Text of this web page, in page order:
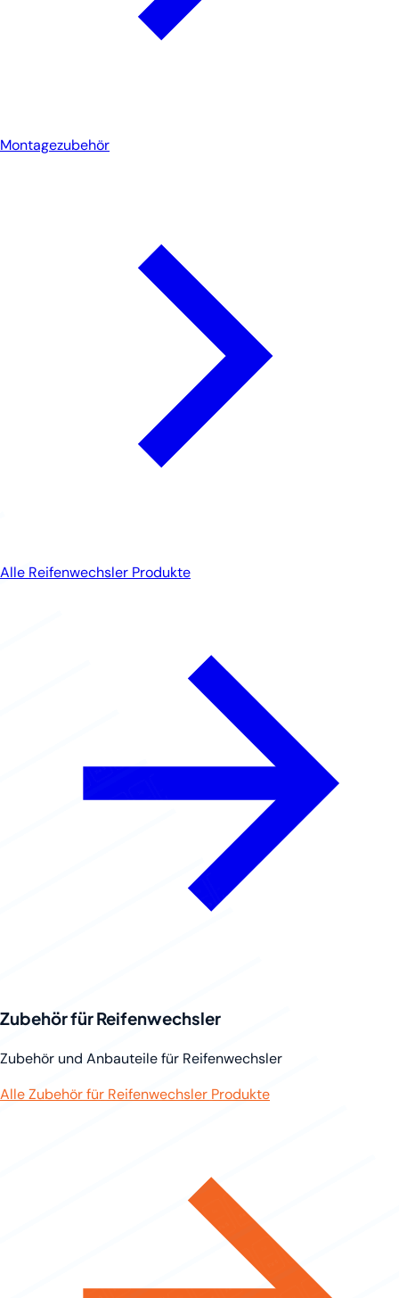
Montagezubehör
Alle Reifenwechsler Produkte
Zubehör für Reifenwechsler
Zubehör und Anbauteile für Reifenwechsler
Alle Zubehör für Reifenwechsler Produkte